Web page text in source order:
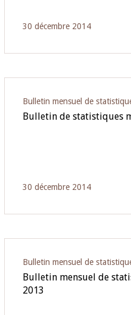
30 décembre 2014
Bulletin mensuel de
Bulletin de statistiques
30 décembre 2014
Bulletin mensuel de
Bulletin mensuel de
2013